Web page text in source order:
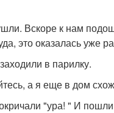
Вскоре к нам
это оказалась уже
в парилку.
а я еще в дом
"ура! " И